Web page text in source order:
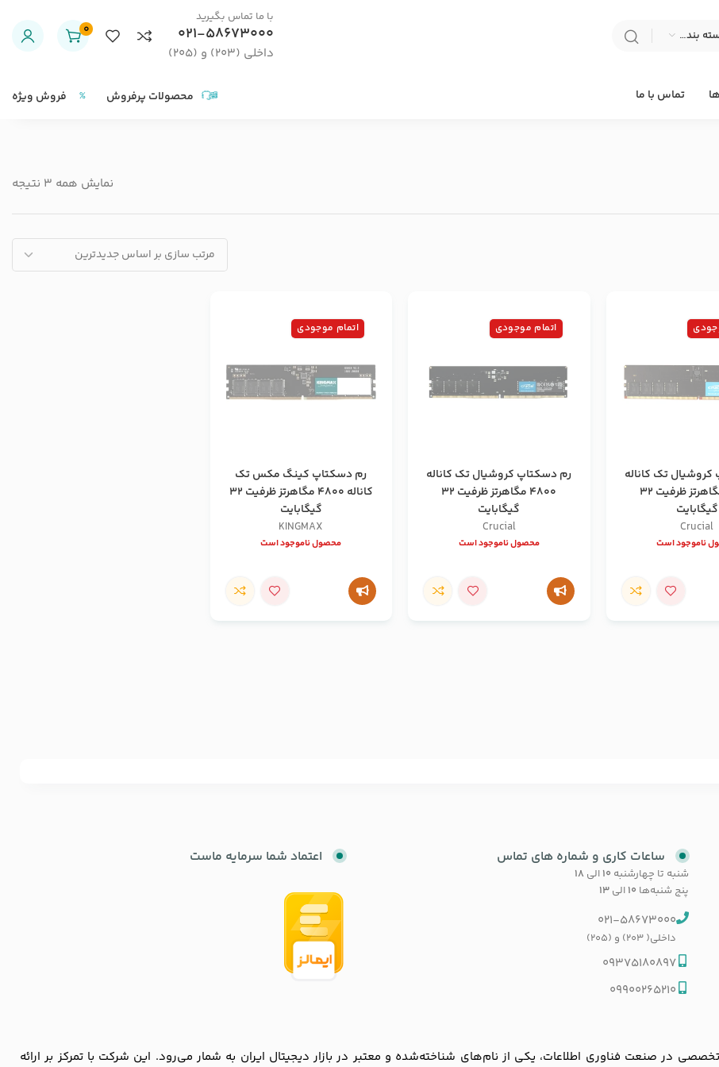
انتخاب دسته بندی
با ما تماس بگیرید
021-58673000
داخلی (203) و (205)
0
تماس با ما محصولات پرفروش فروش ویژه
نمایش همه 3 نتیجه
تک کاناله
5600 مگاهرتز ظرفیت 32
گیگابایت
Crucial
ناموجود است
اتمام موجودی
رم دسکتاپ کروشیال تک کاناله
4800 مگاهرتز ظرفیت 32
گیگابایت
Crucial
محصول ناموجود است
اتمام موجودی
رم دسکتاپ کینگ مکس تک
کاناله 4800 مگاهرتز ظرفیت 32
گیگابایت
KINGMAX
محصول ناموجود است
ساعات کاری و شماره های تماس
شنبه تا چهارشنبه ۱۰ الی ۱۸
پنج شنبه‌ها ۱۰ الی۱۳
021-58673000
داخلی( 203) و (205)
09375180897
09900265210
اعتماد شما سرمایه ماست
در صنعت فناوری اطلاعات، یکی از نام‌های شناخته‌شده و معتبر در بازار دیجیتال ایران به شمار می‌رود. این شرکت با تمرکز بر ارائه